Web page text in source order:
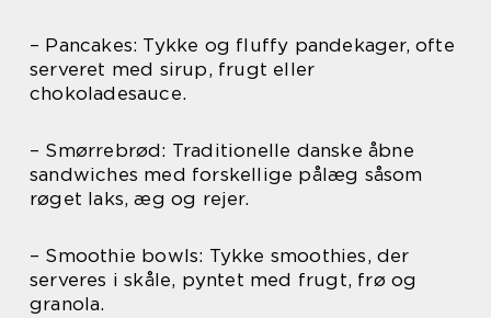
– Pancakes: Tykke og fluffy pandekager, ofte
serveret med sirup, frugt eller
chokoladesauce.
– Smørrebrød: Traditionelle danske åbne
sandwiches med forskellige pålæg såsom
røget laks, æg og rejer.
– Smoothie bowls: Tykke smoothies, der
serveres i skåle, pyntet med frugt, frø og
granola.